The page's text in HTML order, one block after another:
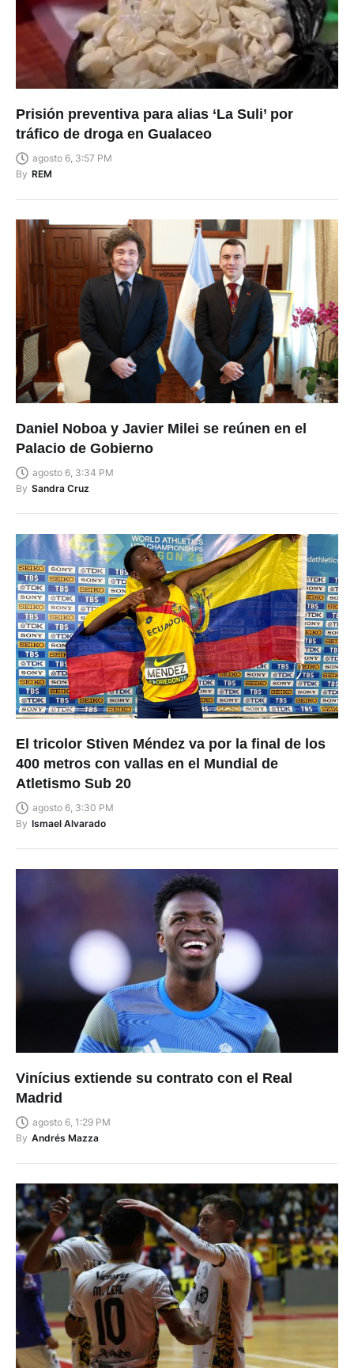
Prisión preventiva para alias ‘La Suli’ por
tráfico de droga en Gualaceo
agosto 6, 3:57 PM
By REM
Daniel Noboa y Javier Milei se reúnen en el
Palacio de Gobierno
agosto 6, 3:34 PM
By Sandra Cruz
El tricolor Stiven Méndez va por la final de los
400 metros con vallas en el Mundial de
Atletismo Sub 20
agosto 6, 3:30 PM
By Ismael Alvarado
Vinícius extiende su contrato con el Real
Madrid
agosto 6, 1:29 PM
By Andrés Mazza